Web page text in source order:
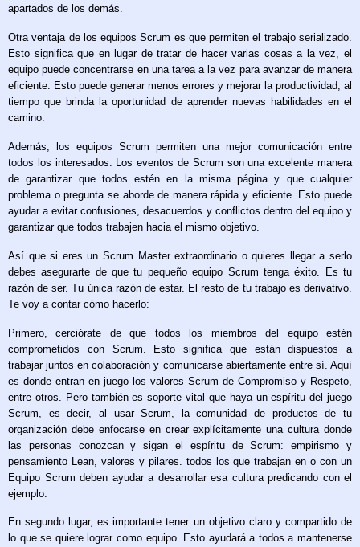
apartados de los demás.
Otra ventaja de los equipos Scrum es que permiten el trabajo serializado.
Esto significa que en lugar de tratar de hacer varias cosas a la vez, el
equipo puede concentrarse en una tarea a la vez para avanzar de manera
eficiente. Esto puede generar menos errores y mejorar la productividad, al
tiempo que brinda la oportunidad de aprender nuevas habilidades en el
camino.
Además, los equipos Scrum permiten una mejor comunicación entre
todos los interesados. Los eventos de Scrum son una excelente manera
de garantizar que todos estén en la misma página y que cualquier
problema o pregunta se aborde de manera rápida y eficiente. Esto puede
ayudar a evitar confusiones, desacuerdos y conflictos dentro del equipo y
garantizar que todos trabajen hacia el mismo objetivo.
Así que si eres un Scrum Master extraordinario o quieres llegar a serlo
debes asegurarte de que tu pequeño equipo Scrum tenga éxito. Es tu
razón de ser. Tu única razón de estar. El resto de tu trabajo es derivativo.
Te voy a contar cómo hacerlo:
Primero, cerciórate de que todos los miembros del equipo estén
comprometidos con Scrum. Esto significa que están dispuestos a
trabajar juntos en colaboración y comunicarse abiertamente entre sí. Aquí
es donde entran en juego los valores Scrum de Compromiso y Respeto,
entre otros. Pero también es soporte vital que haya un espíritu del juego
Scrum, es decir, al usar Scrum, la comunidad de productos de tu
organización debe enfocarse en crear explícitamente una cultura donde
las personas conozcan y sigan el espíritu de Scrum: empirismo y
pensamiento Lean, valores y pilares. todos los que trabajan en o con un
Equipo Scrum deben ayudar a desarrollar esa cultura predicando con el
ejemplo.
En segundo lugar, es importante tener un objetivo claro y compartido de
lo que se quiere lograr como equipo. Esto ayudará a todos a mantenerse